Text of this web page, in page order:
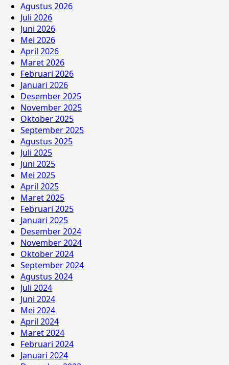
Agustus 2026
Juli 2026
Juni 2026
Mei 2026
April 2026
Maret 2026
Februari 2026
Januari 2026
Desember 2025
November 2025
Oktober 2025
September 2025
Agustus 2025
Juli 2025
Juni 2025
Mei 2025
April 2025
Maret 2025
Februari 2025
Januari 2025
Desember 2024
November 2024
Oktober 2024
September 2024
Agustus 2024
Juli 2024
Juni 2024
Mei 2024
April 2024
Maret 2024
Februari 2024
Januari 2024